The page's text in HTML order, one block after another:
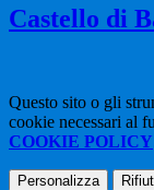
Castello di
Questo sito o gli
cookie necessari al
COOKIE POLICY
Personalizza